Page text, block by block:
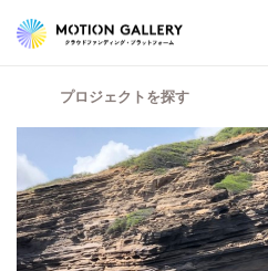
プロジェクトを探す